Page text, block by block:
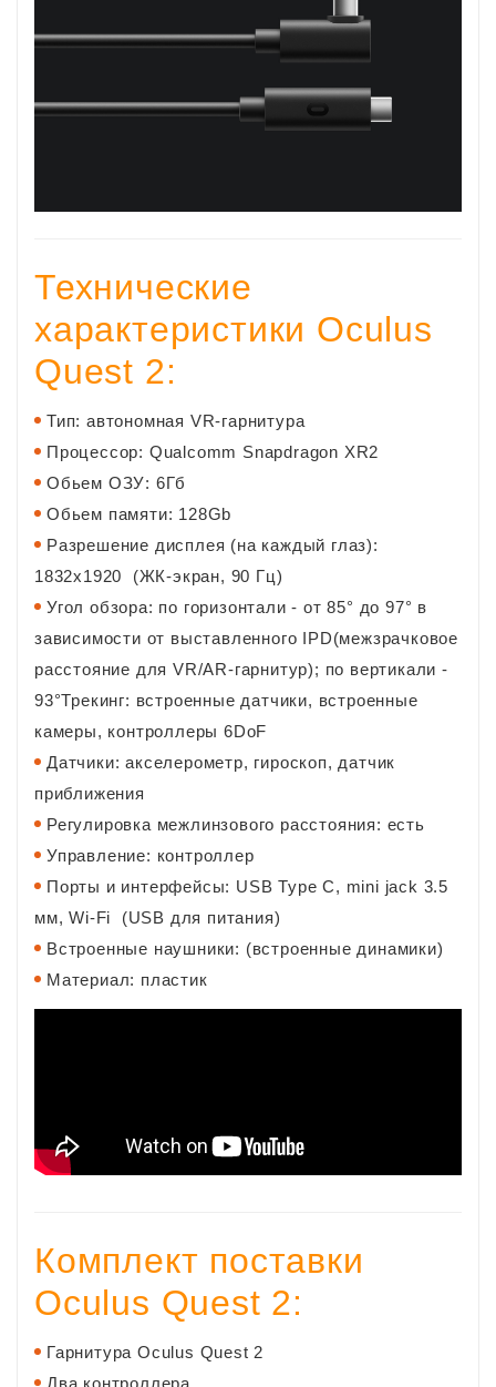
Технические
характеристики Oculus
Quest 2:
Тип: автономная VR-гарнитура
Процессор: Qualcomm Snapdragon XR2
Обьем ОЗУ: 6Гб
Обьем памяти: 128Gb
Разрешение дисплея (на каждый глаз):
1832x1920 (ЖК-экран, 90 Гц)
Угол обзора: по горизонтали - от 85° до 97° в
зависимости от выставленного IPD(межзрачковое
расстояние для VR/AR-гарнитур); по вертикали -
93°Трекинг: встроенные датчики, встроенные
камеры, контроллеры 6DoF
Датчики: акселерометр, гироскоп, датчик
приближения
Регулировка межлинзового расстояния: есть
Управление: контроллер
Порты и интерфейсы: USB Type C, mini jack 3.5
мм, Wi-Fi (USB для питания)
Встроенные наушники: (встроенные динамики)
Материал: пластик
Комплект поставки
Oculus Quest 2:
Гарнитура Oculus Quest 2
Два контроллера